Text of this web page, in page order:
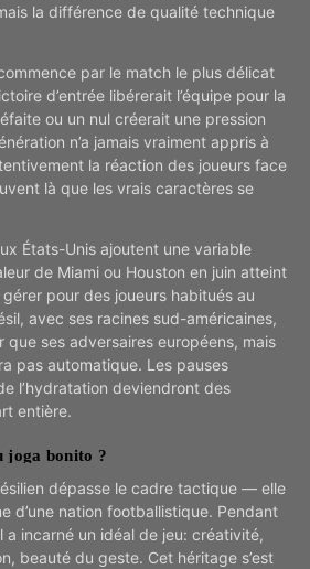
la différence de qualité technique
par le match le plus délicat
d’entrée libérerait l’équipe pour la
ou un nul créerait une pression
n’a jamais vraiment appris à
la réaction des joueurs face
là que les vrais caractères se
États-Unis ajoutent une variable
de Miami ou Houston en juin atteint
pour des joueurs habitués au
avec ses racines sud-américaines,
que ses adversaires européens, mais
pas automatique. Les pauses
l’hydratation deviendront des
entière.
joga bonito ?
dépasse le cadre tactique — elle
d’une nation footballistique. Pendant
a incarné un idéal de jeu: créativité,
beauté du geste. Cet héritage s’est